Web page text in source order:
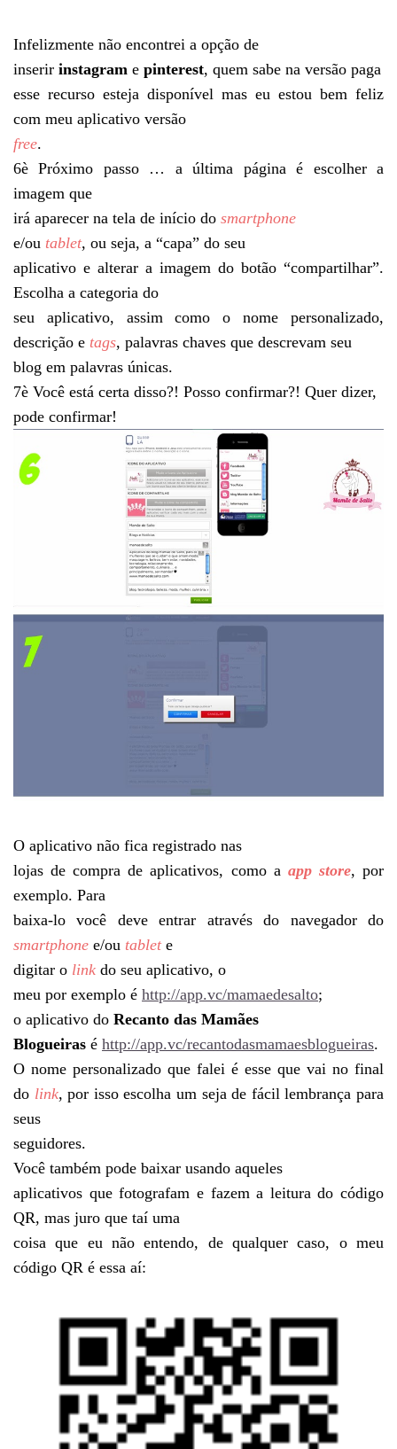
Infelizmente não encontrei a opção de
inserir instagram e pinterest, quem sabe na versão paga
esse recurso esteja disponível mas eu estou bem feliz
com meu aplicativo versão
free.
6è Próximo passo … a última página é escolher a
imagem que
irá aparecer na tela de início do smartphone
e/ou tablet, ou seja, a “capa” do seu
aplicativo e alterar a imagem do botão “compartilhar”.
Escolha a categoria do
seu aplicativo, assim como o nome personalizado,
descrição e tags, palavras chaves que descrevam seu
blog em palavras únicas.
7è Você está certa disso?! Posso confirmar?! Quer dizer,
pode confirmar!
O aplicativo não fica registrado nas
lojas de compra de aplicativos, como a app store, por
exemplo. Para
baixa-lo você deve entrar através do navegador do
smartphone e/ou tablete
digitar o link do seu aplicativo, o
meu por exemplo é http://app.vc/mamaedesalto;
o aplicativo do Recanto das Mamães
Blogueiras é http://app.vc/recantodasmamaesblogueiras.
O nome personalizado que falei é esse que vai no final
do link, por isso escolha um seja de fácil lembrança para
seus
seguidores.
Você também pode baixar usando aqueles
aplicativos que fotografam e fazem a leitura do código
QR, mas juro que taí uma
coisa que eu não entendo, de qualquer caso, o meu
código QR é essa aí: